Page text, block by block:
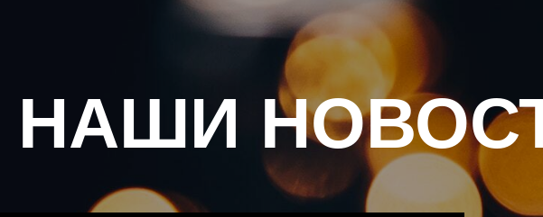
Цены и оплата Преподаватели
Шьем
Радиоэлектроника / моделирование
Станковая скульптура
Творческая мастерская "Лепим+"
Художественная каллиграфия
Художественная школа
КАРТИНА ПОД ЗАКАЗ
НАШИ НОВОСТИ